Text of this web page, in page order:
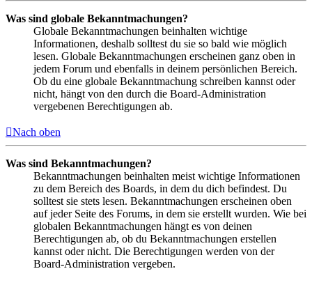
Was sind globale Bekanntmachungen?
Globale Bekanntmachungen beinhalten wichtige
Informationen, deshalb solltest du sie so bald wie möglich
lesen. Globale Bekanntmachungen erscheinen ganz oben in
jedem Forum und ebenfalls in deinem persönlichen Bereich.
Ob du eine globale Bekanntmachung schreiben kannst oder
nicht, hängt von den durch die Board-Administration
vergebenen Berechtigungen ab.
Nach oben
Was sind Bekanntmachungen?
Bekanntmachungen beinhalten meist wichtige Informationen
zu dem Bereich des Boards, in dem du dich befindest. Du
solltest sie stets lesen. Bekanntmachungen erscheinen oben
auf jeder Seite des Forums, in dem sie erstellt wurden. Wie bei
globalen Bekanntmachungen hängt es von deinen
Berechtigungen ab, ob du Bekanntmachungen erstellen
kannst oder nicht. Die Berechtigungen werden von der
Board-Administration vergeben.